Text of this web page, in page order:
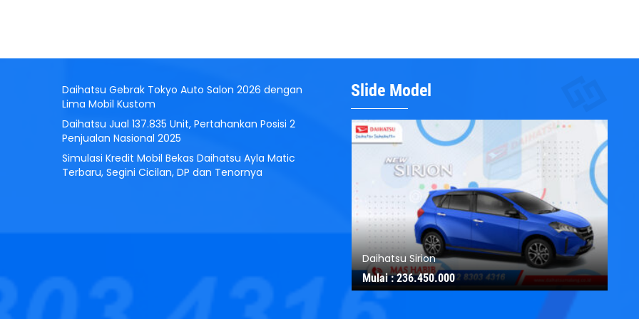
Daihatsu Gebrak Tokyo Auto Salon 2026 dengan
Lima Mobil Kustom
Daihatsu Jual 137.835 Unit, Pertahankan Posisi 2
Penjualan Nasional 2025
Simulasi Kredit Mobil Bekas Daihatsu Ayla Matic
Terbaru, Segini Cicilan, DP dan Tenornya
Slide Model
Mulai :
Daihatsu Sirion
Mulai :236.450.000